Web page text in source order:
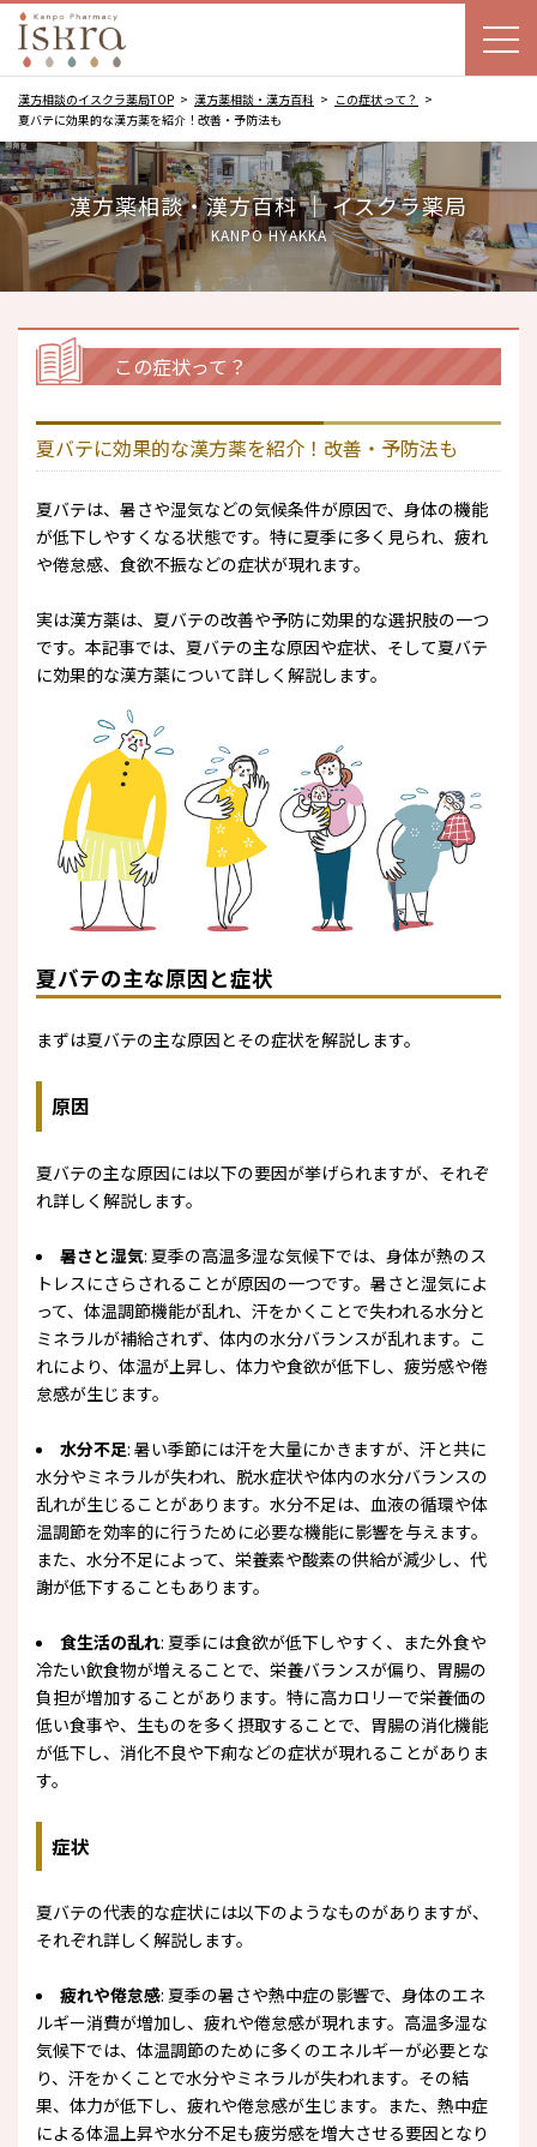
漢方相談のイスクラ薬局TOP 漢方薬相談・漢方百科
この症状って？
夏バテに効果的な漢方薬を紹介！改善・予防法も
漢方薬相談・漢方百科 ｜ イスクラ薬局
KANPO HYAKKA
この症状って？
夏バテに効果的な漢方薬を紹介！改善・予防法も
夏バテは、暑さや湿気などの気候条件が原因で、身体の機能
が低下しやすくなる状態です。特に夏季に多く見られ、疲れ
や倦怠感、食欲不振などの症状が現れます。
実は漢方薬は、夏バテの改善や予防に効果的な選択肢の一つ
です。本記事では、夏バテの主な原因や症状、そして夏バテ
に効果的な漢方薬について詳しく解説します。
夏バテの主な原因と症状
まずは夏バテの主な原因とその症状を解説します。
原因
夏バテの主な原因には以下の要因が挙げられますが、それぞ
れ詳しく解説します。
暑さと湿気: 夏季の高温多湿な気候下では、身体が熱のス
トレスにさらされることが原因の一つです。暑さと湿気によ
って、体温調節機能が乱れ、汗をかくことで失われる水分と
ミネラルが補給されず、体内の水分バランスが乱れます。こ
れにより、体温が上昇し、体力や食欲が低下し、疲労感や倦
怠感が生じます。
水分不足: 暑い季節には汗を大量にかきますが、汗と共に
水分やミネラルが失われ、脱水症状や体内の水分バランスの
乱れが生じることがあります。水分不足は、血液の循環や体
温調節を効率的に行うために必要な機能に影響を与えます。
また、水分不足によって、栄養素や酸素の供給が減少し、代
謝が低下することもあります。
食生活の乱れ: 夏季には食欲が低下しやすく、また外食や
冷たい飲食物が増えることで、栄養バランスが偏り、胃腸の
負担が増加することがあります。特に高カロリーで栄養価の
低い食事や、生ものを多く摂取することで、胃腸の消化機能
が低下し、消化不良や下痢などの症状が現れることがありま
す。
症状
夏バテの代表的な症状には以下のようなものがありますが、
それぞれ詳しく解説します。
疲れや倦怠感: 夏季の暑さや熱中症の影響で、身体のエネ
ルギー消費が増加し、疲れや倦怠感が現れます。高温多湿な
気候下では、体温調節のために多くのエネルギーが必要とな
り、汗をかくことで水分やミネラルが失われます。その結
果、体力が低下し、疲れや倦怠感が生じます。また、熱中症
による体温上昇や水分不足も疲労感を増大させる要因となり